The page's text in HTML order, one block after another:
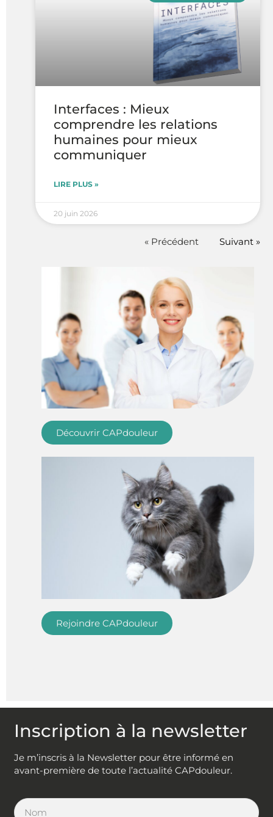
Interfaces : Mieux
comprendre les relations
humaines pour mieux
communiquer
LIRE PLUS »
20 juin 2026
« Précédent Suivant »
Découvrir CAPdouleur
Rejoindre CAPdouleur
Inscription à la newsletter
Je m’inscris à la Newsletter pour être informé en
avant-première de toute l’actualité CAPdouleur.